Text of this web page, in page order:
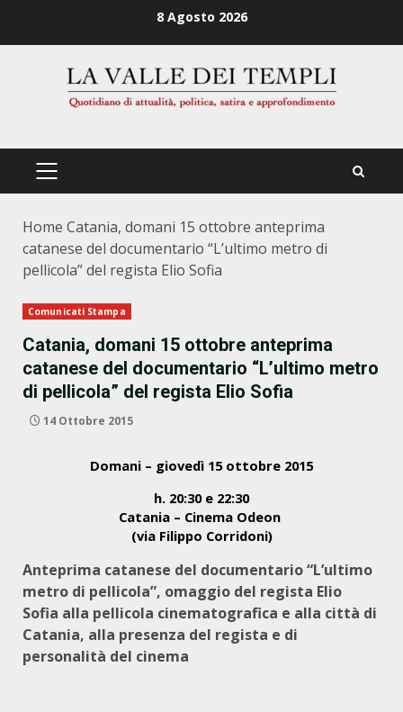
8 Agosto 2026
PRIMÄRES
Home Catania, domani 15 ottobre anteprima
catanese del documentario “L’ultimo metro di
pellicola” del regista Elio Sofia
Comunicati Stampa
Catania, domani 15 ottobre anteprima
catanese del documentario “L’ultimo metro
di pellicola” del regista Elio Sofia
14 Ottobre 2015
Domani – giovedì 15 ottobre 2015
h. 20:30 e 22:30
Catania – Cinema Odeon
(via Filippo Corridoni)
Anteprima catanese del documentario “L’ultimo
metro di pellicola”, omaggio del regista Elio
Sofia alla pellicola cinematografica e alla città di
Catania, alla presenza del regista e di
personalità del cinema